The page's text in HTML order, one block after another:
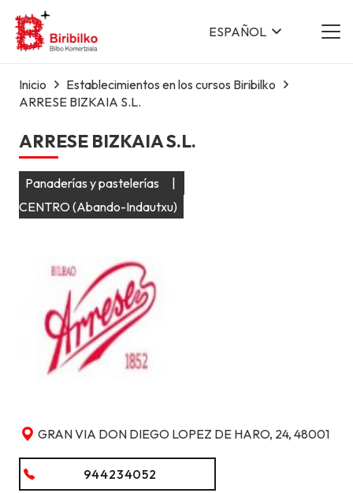
ESPAÑOL
Inicio
Establecimientos en los cursos Biribilko
ARRESE BIZKAIA S.L.
ARRESE BIZKAIA S.L.
Panaderías y pastelerías
|
CENTRO (Abando-Indautxu)
GRAN VIA DON DIEGO LOPEZ DE HARO, 24, 48001
944234052